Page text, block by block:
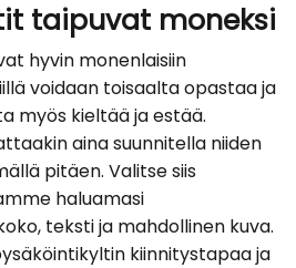
taipuvat moneksi
hyvin monenlaisiin
voidaan toisaalta opastaa ja
myös kieltää ja estää.
aina suunnitella niiden
pitäen. Valitse siis
haluamasi
teksti ja mahdollinen kuva.
kiinnitystapaa ja